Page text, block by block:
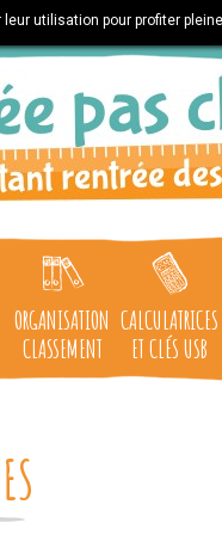
utilisation pour profiter
ORGANISATION
CLASSEMENT
CALCULATRICES
ET CLÉS USB